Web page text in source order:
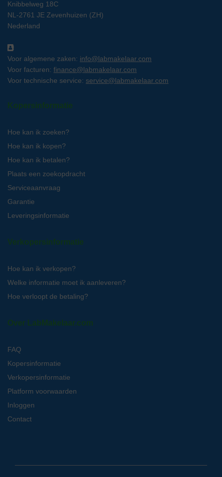
Knibbelweg 18C
NL-2761 JE Zevenhuizen (ZH)
Nederland
Voor algemene zaken: info@labmakelaar.com
Voor facturen: finance@labmakelaar.com
Voor technische service: service@labmakelaar.com
Kopersinformatie
Hoe kan ik zoeken?
Hoe kan ik kopen?
Hoe kan ik betalen?
Plaats een zoekopdracht
Serviceaanvraag
Garantie
Leveringsinformatie
Verkopersinformatie
Hoe kan ik verkopen?
Welke informatie moet ik aanleveren?
Hoe verloopt de betaling?
Over LabMakelaar.com
FAQ
Kopersinformatie
Verkopersinformatie
Platform voorwaarden
Inloggen
Contact